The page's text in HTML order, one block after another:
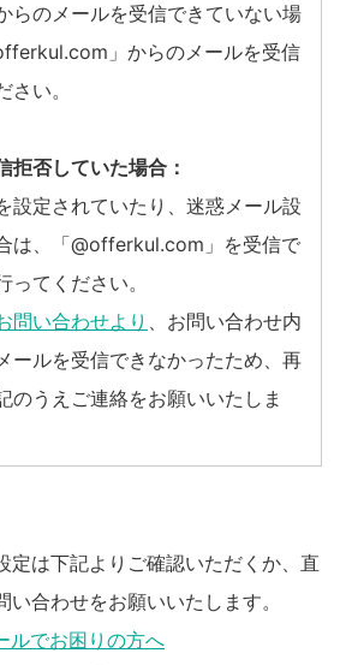
らのメールを受信できていない場
」からのメールを受信
い。
拒否していた場合：
設定されていたり、迷惑メール設
は、「@offerkul.com」を受信で
ってください。
問い合わせより 、お問い合わせ内
ールを受信できなかったため、再
のうえご連絡をお願いいたしま
定は下記よりご確認いただくか、直
合わせをお願いいたします。
ルでお困りの方へ